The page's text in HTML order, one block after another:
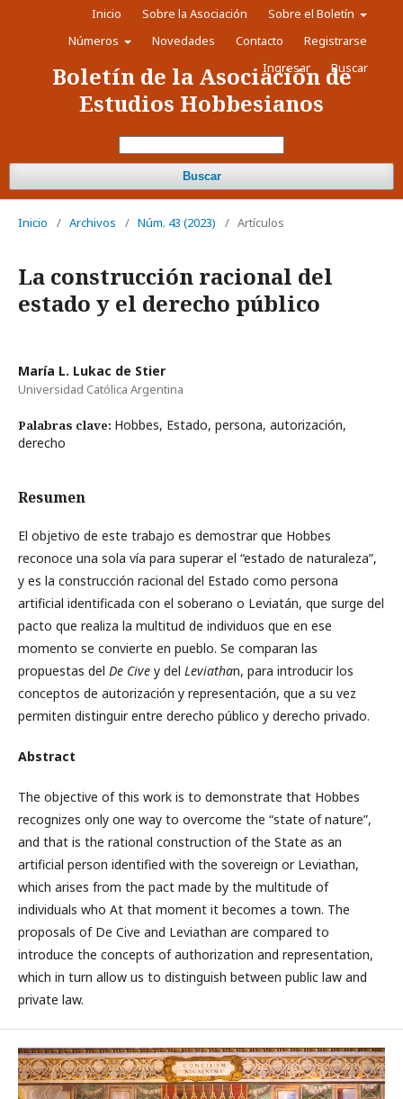
Boletín de la Asociación de
Estudios Hobbesianos
Buscar
Inicio Sobre la Asociación
Sobre el Boletín
Números
Novedades Contacto
Registrarse
Ingresar
Buscar
Inicio / Archivos / Núm. 43 (2023) / Artículos
La construcción racional del
estado y el derecho público
María L. Lukac de Stier
Universidad Católica Argentina
Palabras clave: Hobbes, Estado, persona, autorización,
derecho
Resumen
El objetivo de este trabajo es demostrar que Hobbes
reconoce una sola vía para superar el “estado de naturaleza”,
y es la construcción racional del Estado como persona
artificial identificada con el soberano o Leviatán, que surge del
pacto que realiza la multitud de individuos que en ese
momento se convierte en pueblo. Se comparan las
propuestas del De Cive y del Leviathan, para introducir los
conceptos de autorización y representación, que a su vez
permiten distinguir entre derecho público y derecho privado.
Abstract
The objective of this work is to demonstrate that Hobbes
recognizes only one way to overcome the “state of nature”,
and that is the rational construction of the State as an
artificial person identified with the sovereign or Leviathan,
which arises from the pact made by the multitude of
individuals who At that moment it becomes a town. The
proposals of De Cive and Leviathan are compared to
introduce the concepts of authorization and representation,
which in turn allow us to distinguish between public law and
private law.